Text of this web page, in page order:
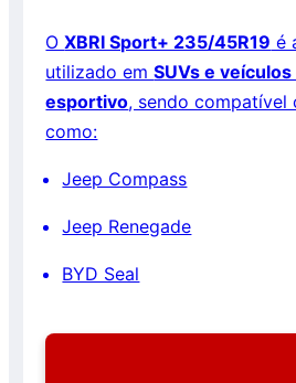
OXBRI Sport+ 235/45R19 é
utilizado emSUVs e
esportivo, sendo compatível
como:
Jeep Compass
Jeep Renegade
BYD Seal